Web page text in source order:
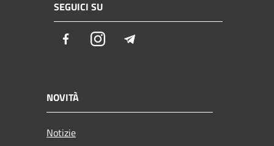
SEGUICI SU
FacebookInstagram
NOVITÀ
Notizie